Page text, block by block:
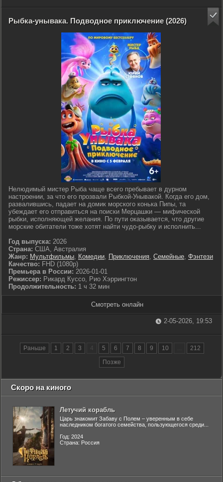
Рыбка-унывака. Подводное приключение (2026)
Нелюдимый мистер Рыба чаще всего пребывает в дурном
настроении, за что его прозвали Рыбкой-Унывакой. Когда его дом,
развалившись, падает на домик морского конька Пипы, та
убеждает его отправиться на поиски Мерцашки — мифической
рыбки, исполняющей желания. По пути оказывается, что другие
морские обитатели тоже хотят найти чудо-рыбку и исполнить...
Год выпуска: 2026
Страна: США, Австралия
Жанр: Мультфильмы, Комедии, Приключения, Семейные, Фэнтези
Качество: FHD (1080p)
Премьера в России: 2026-01-01
Режиссер: Рикард Куссо, Рио Хэррингтон
Продолжительность: 1 ч 32 мин
Смотреть онлайн
2-05-2026, 19:53
Раньше 1 2 3 5 6 7 8 9 10 ...
212
Позже
Скоро на киного
Летучий корабль
Царь знакомит Забаву с Полем – уверенным в себе
наследником богатого семейства, пользующегося среди...
Год: 2024
Страна: Россия